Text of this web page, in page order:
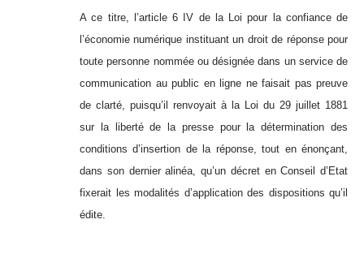
A ce titre, l’article 6 IV de la Loi pour la confiance de
l’économie numérique instituant un droit de réponse pour
toute personne nommée ou désignée dans un service de
communication au public en ligne ne faisait pas preuve
de clarté, puisqu’il renvoyait à la Loi du 29 juillet 1881
sur la liberté de la presse pour la détermination des
conditions d’insertion de la réponse, tout en énonçant,
dans son dernier alinéa, qu’un décret en Conseil d’Etat
fixerait les modalités d’application des dispositions qu’il
édite.